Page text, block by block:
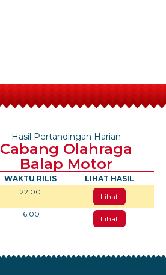
Hasil Pertandingan Harian
Cabang Olahraga
Balap Motor
WAKTU RILIS
LIHAT HASIL
22.00
Lihat
16.00
Lihat